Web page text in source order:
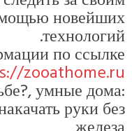
Больше
стоит ли
что